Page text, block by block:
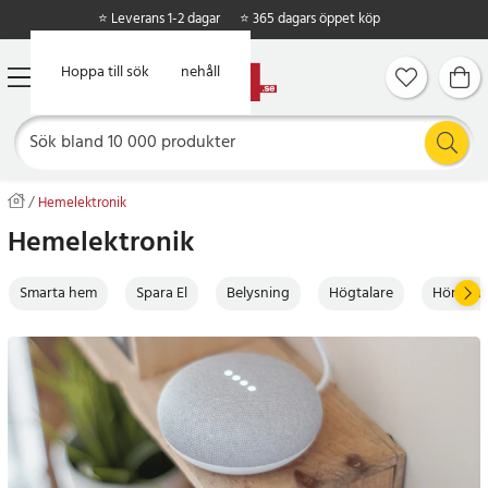
Hoppa till huvudinnehåll
Hoppa till sök
⭐ Leverans 1-2 dagar ⭐ 365 dagars öppet köp
Hemelektronik
Hemelektronik
Smarta hem Spara El Belysning Högtalare